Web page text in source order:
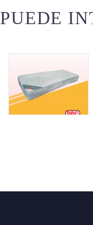
PUEDE